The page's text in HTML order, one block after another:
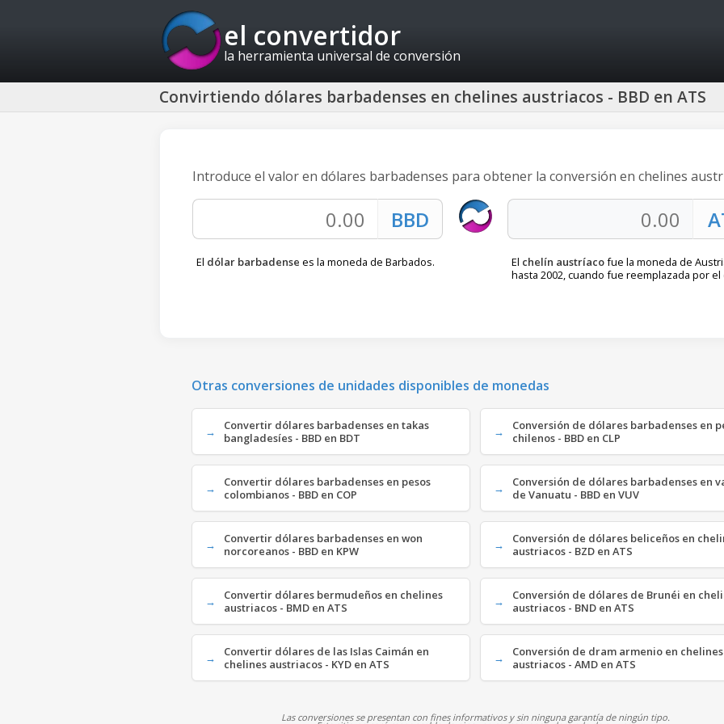
el convertidor
la herramienta universal de conversión
Convirtiendo dólares barbadenses en chelines austriacos - BBD en ATS
Introduce el valor en dólares barbadenses para obtener la conversión en chelines
El dólar barbadense es la moneda de Barbados. El chelín austríacofue la moneda de
hasta 2002, cuando fue reemplazada por el
Otras conversiones de unidades disponibles de monedas
Convertir dólares barbadenses en takas
bangladesíes - BBD en BDT
Conversión de dólares barbadenses en
chilenos - BBD en CLP
Convertir dólares barbadenses en pesos
colombianos - BBD en COP
Conversión de dólares barbadenses en
de Vanuatu - BBD en VUV
Convertir dólares barbadenses en won
norcoreanos - BBD en KPW
Conversión de dólares beliceños en
austriacos - BZD en ATS
Convertir dólares bermudeños en chelines
austriacos - BMD en ATS
Conversión de dólares de Brunéi en
austriacos - BND en ATS
Convertir dólares de las Islas Caimán en
chelines austriacos - KYD en ATS
Conversión de dram armenio en chelines
austriacos - AMD en ATS
Las conversiones se presentan con fines informativos y sin ninguna garantía de ningún tipo.